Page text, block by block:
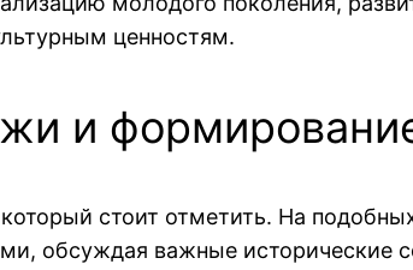
ценностям.
и
стоит отметить. На
обсуждая важные исторические